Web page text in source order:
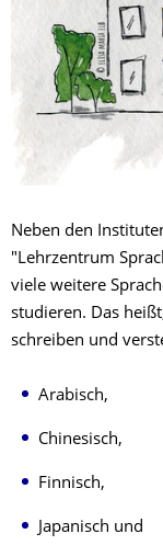
Neben den
"Lehrzentrum
viele weitere
studieren. Das
schreiben und
Arabisch,
Chinesisch,
Finnisch,
Japanisch und